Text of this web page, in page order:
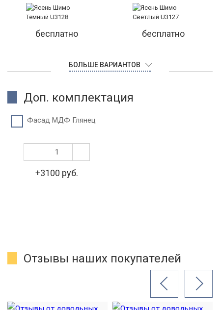
бесплатно бесплатно
БОЛЬШЕ ВАРИАНТОВ
Доп. комплектация
Фасад МДФ Глянец
+3100 руб.
Отзывы наших покупателей